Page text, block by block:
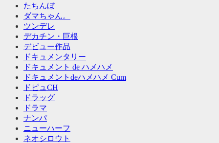
たちんぼ
ダマちゃん。
ツンデレ
デカチン・巨根
デビュー作品
ドキュメンタリー
ドキュメント de ハメハメ
ドキュメントdeハメハメ Cum
ドピュCH
ドラッグ
ドラマ
ナンパ
ニューハーフ
ネオシロウト